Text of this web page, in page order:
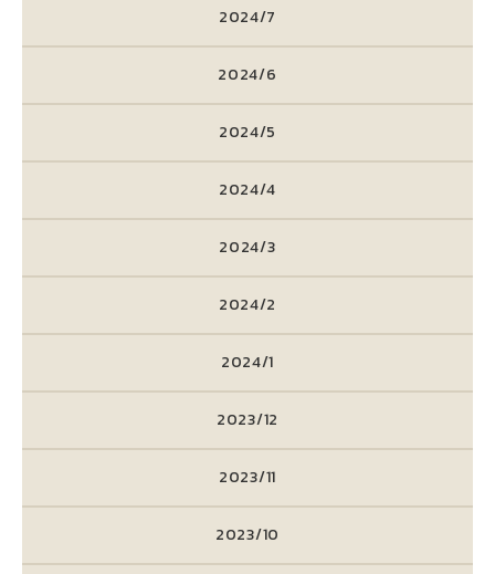
2024/7
2024/6
2024/5
2024/4
2024/3
2024/2
2024/1
2023/12
2023/11
2023/10